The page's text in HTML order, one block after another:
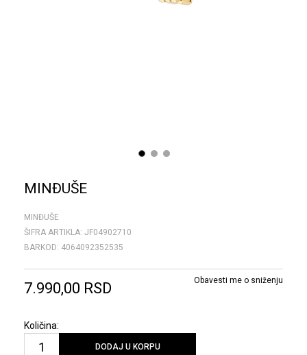
1 2 3
MINĐUŠE
MINĐUŠE
ŠIFRA ARTIKLA: JF04902710
BARKOD: 4064092352535
7.990,00 RSD Obavesti me o sniženju
Količina:
DODAJ U KORPU